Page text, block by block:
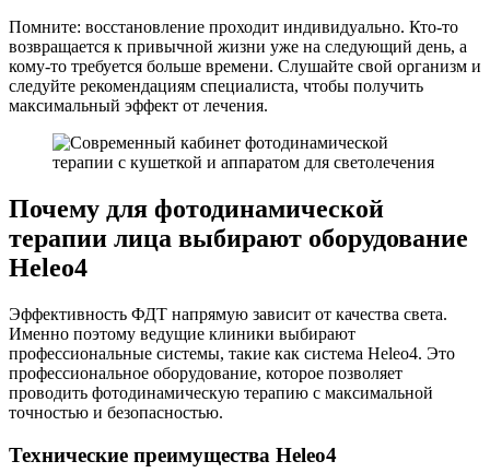
Помните: восстановление проходит индивидуально. Кто-то
возвращается к привычной жизни уже на следующий день, а
кому-то требуется больше времени. Слушайте свой организм и
следуйте рекомендациям специалиста, чтобы получить
максимальный эффект от лечения.
Почему для фотодинамической
терапии лица выбирают оборудование
Heleo4
Эффективность ФДТ напрямую зависит от качества света.
Именно поэтому ведущие клиники выбирают
профессиональные системы, такие как система Heleo4. Это
профессиональное оборудование, которое позволяет
проводить фотодинамическую терапию с максимальной
точностью и безопасностью.
Технические преимущества Heleo4